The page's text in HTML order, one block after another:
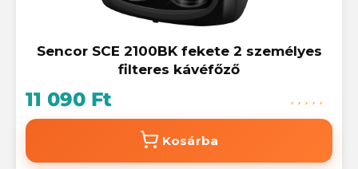
Sencor SCE 2100BK fekete 2 személyes
filteres kávéfőző
11 090 Ft
Kosárba